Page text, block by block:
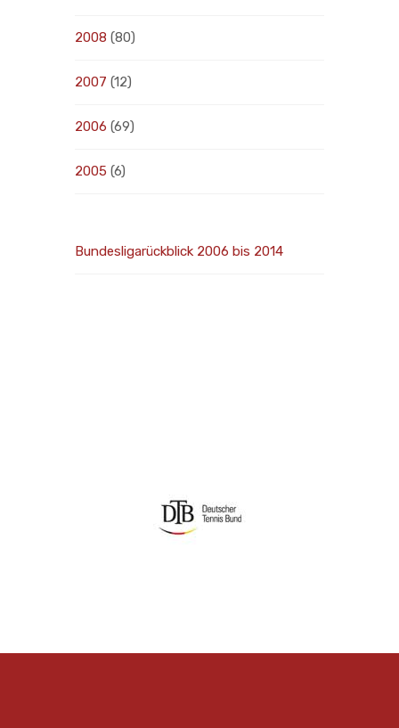
2008 (80)
2007 (12)
2006 (69)
2005 (6)
Bundesligarückblick 2006 bis 2014